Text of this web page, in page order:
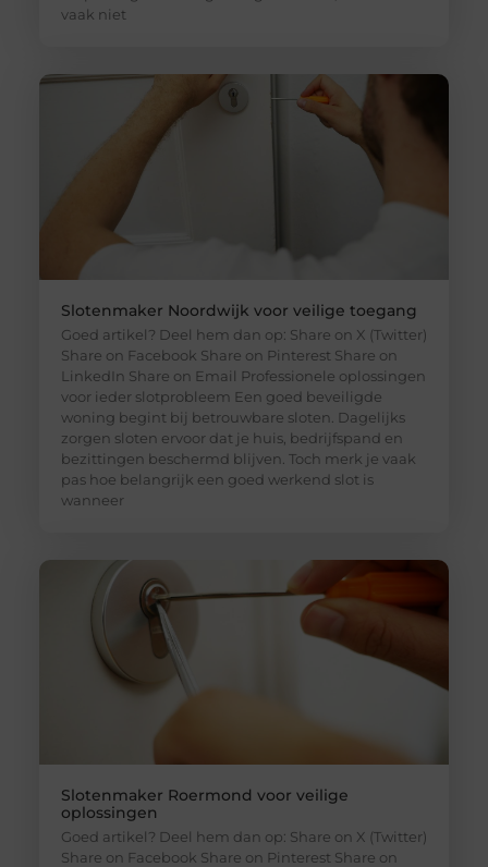
vaak niet
Slotenmaker Noordwijk voor veilige toegang
Goed artikel? Deel hem dan op: Share on X (Twitter)
Share on Facebook Share on Pinterest Share on
LinkedIn Share on Email Professionele oplossingen
voor ieder slotprobleem Een goed beveiligde
woning begint bij betrouwbare sloten. Dagelijks
zorgen sloten ervoor dat je huis, bedrijfspand en
bezittingen beschermd blijven. Toch merk je vaak
pas hoe belangrijk een goed werkend slot is
wanneer
Slotenmaker Roermond voor veilige
oplossingen
Goed artikel? Deel hem dan op: Share on X (Twitter)
Share on Facebook Share on Pinterest Share on